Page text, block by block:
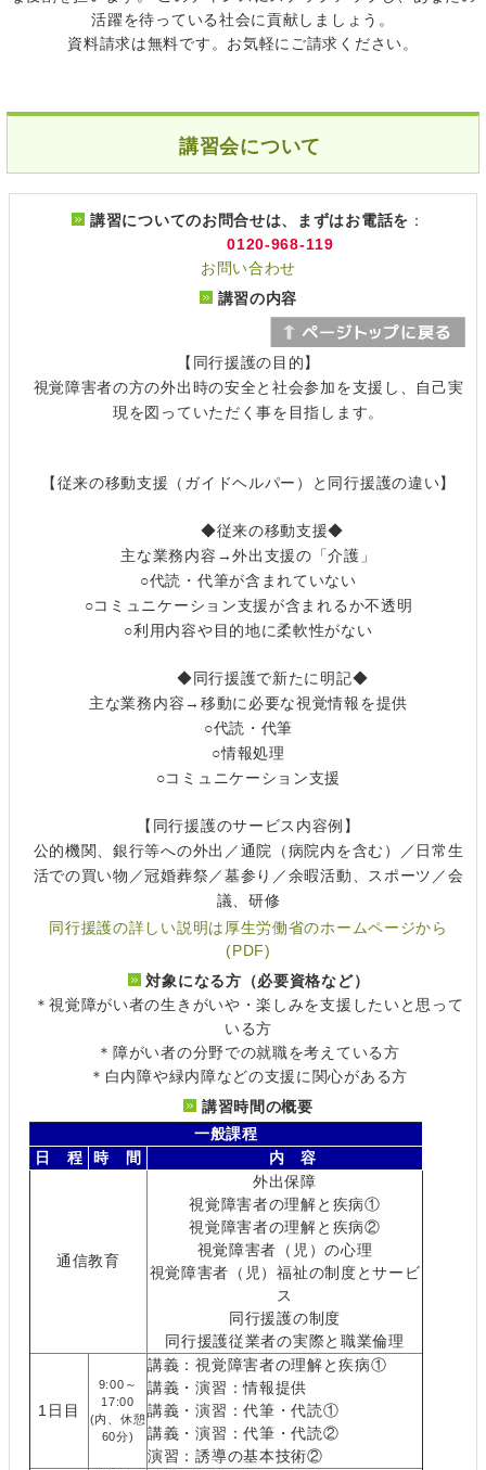
活躍を待っている社会に貢献しましょう。
資料請求は無料です。お気軽にご請求ください。
講習会について
講習についてのお問合せは、まずはお電話を ：
0120-968-119
お問い合わせ
講習の内容
【同行援護の目的】
視覚障害者の方の外出時の安全と社会参加を支援し、自己実
現を図っていただく事を目指します。
【従来の移動支援（ガイドヘルパー）と同行援護の違い】
◆従来の移動支援◆
主な業務内容→外出支援の「介護」
○代読・代筆が含まれていない
○コミュニケーション支援が含まれるか不透明
○利用内容や目的地に柔軟性がない
◆同行援護で新たに明記◆
主な業務内容→移動に必要な視覚情報を提供
○代読・代筆
○情報処理
○コミュニケーション支援
【同行援護のサービス内容例】
公的機関、銀行等への外出／通院（病院内を含む）／日常生
活での買い物／冠婚葬祭／墓参り／余暇活動、スポーツ／会
議、研修
同行援護の詳しい説明は厚生労働省のホームページから
(PDF)
対象になる方（必要資格など）
＊視覚障がい者の生きがいや・楽しみを支援したいと思って
いる方
＊障がい者の分野での就職を考えている方
＊白内障や緑内障などの支援に関心がある方
講習時間の概要
一般課程
日 程
時 間 内 容
通信教育
外出保障
視覚障害者の理解と疾病①
視覚障害者の理解と疾病②
視覚障害者（児）の心理
視覚障害者（児）福祉の制度とサービ
ス
同行援護の制度
同行援護従業者の実際と職業倫理
1日目
9:00～
17:00
(内、休憩
60分)
講義：視覚障害者の理解と疾病①
講義・演習：情報提供
講義・演習：代筆・代読①
講義・演習：代筆・代読②
演習：誘導の基本技術②